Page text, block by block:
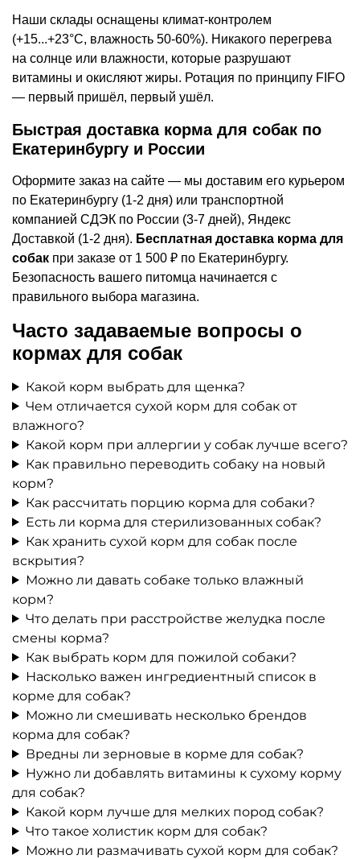
Наши склады оснащены климат-контролем
(+15...+23°C, влажность 50-60%). Никакого перегрева
на солнце или влажности, которые разрушают
витамины и окисляют жиры. Ротация по принципу FIFO
— первый пришёл, первый ушёл.
Быстрая доставка корма для собак по
Екатеринбургу и России
Оформите заказ на сайте — мы доставим его курьером
по Екатеринбургу (1-2 дня) или транспортной
компанией СДЭК по России (3-7 дней), Яндекс
Доставкой (1-2 дня). Бесплатная доставка корма для
собак при заказе от 1 500 ₽ по Екатеринбургу.
Безопасность вашего питомца начинается с
правильного выбора магазина.
Часто задаваемые вопросы о
кормах для собак
Какой корм выбрать для щенка?
Чем отличается сухой корм для собак от
влажного?
Какой корм при аллергии у собак лучше всего?
Как правильно переводить собаку на новый
корм?
Как рассчитать порцию корма для собаки?
Есть ли корма для стерилизованных собак?
Как хранить сухой корм для собак после
вскрытия?
Можно ли давать собаке только влажный
корм?
Что делать при расстройстве желудка после
смены корма?
Как выбрать корм для пожилой собаки?
Насколько важен ингредиентный список в
корме для собак?
Можно ли смешивать несколько брендов
корма для собак?
Вредны ли зерновые в корме для собак?
Нужно ли добавлять витамины к сухому корму
для собак?
Какой корм лучше для мелких пород собак?
Что такое холистик корм для собак?
Можно ли размачивать сухой корм для собак?